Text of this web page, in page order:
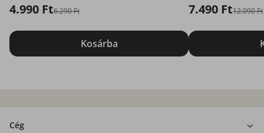
4.990 Ft6.290 Ft
Kosárba
7.490 Ft12.090 Ft
Cég